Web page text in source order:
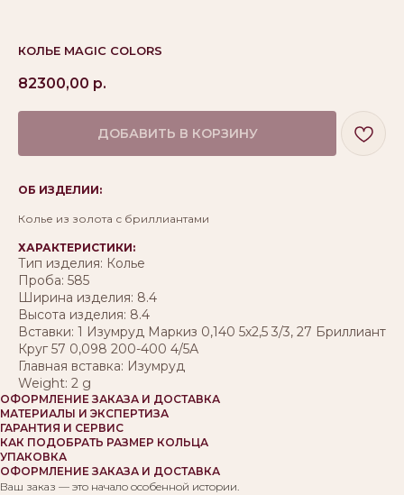
КОЛЬЕ MAGIC COLORS
82300,00 р.
ДОБАВИТЬ В КОРЗИНУ
ОБ ИЗДЕЛИИ:
Колье из золота с бриллиантами
ХАРАКТЕРИСТИКИ:
Тип изделия: Колье
Проба: 585
Ширина изделия: 8.4
Высота изделия: 8.4
Вставки: 1 Изумруд Маркиз 0,140 5х2,5 3/3, 27 Бриллиант
Круг 57 0,098 200-400 4/5А
Главная вставка: Изумруд
Weight: 2 g
ОФОРМЛЕНИЕ ЗАКАЗА И ДОСТАВКА
МАТЕРИАЛЫ И ЭКСПЕРТИЗА
ГАРАНТИЯ И СЕРВИС
КАК ПОДОБРАТЬ РАЗМЕР КОЛЬЦА
УПАКОВКА
ОФОРМЛЕНИЕ ЗАКАЗА И ДОСТАВКА
Ваш заказ — это начало особенной истории.